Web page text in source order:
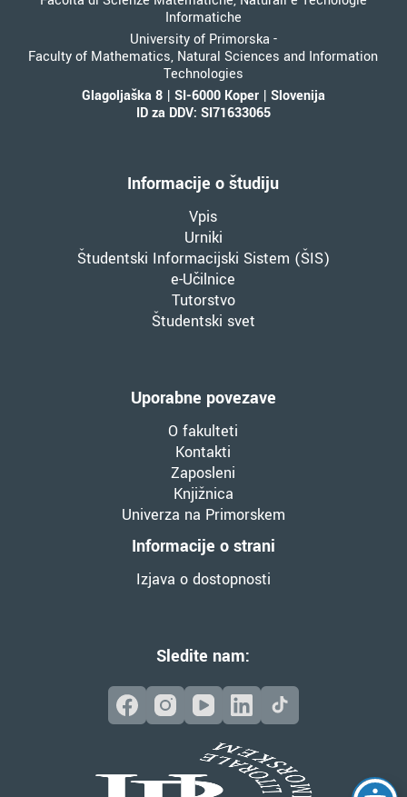
Informatiche
University of Primorska -
Faculty of Mathematics, Natural Sciences and Information
Technologies
Glagoljaška 8 | SI-6000 Koper | Slovenija
ID za DDV: SI71633065
Informacije o študiju
Vpis
Urniki
Študentski Informacijski Sistem (ŠIS)
e-Učilnice
Tutorstvo
Študentski svet
Uporabne povezave
O fakulteti
Kontakti
Zaposleni
Knjižnica
Univerza na Primorskem
Informacije o strani
Izjava o dostopnosti
Sledite nam: